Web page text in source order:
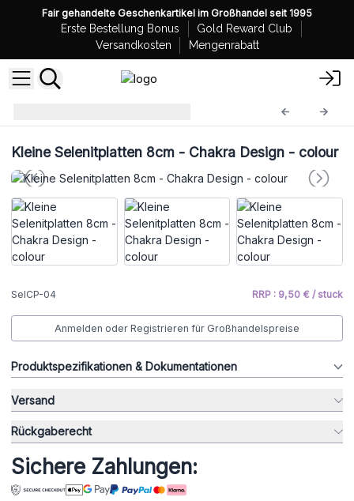
Fair gehandelte Geschenkartikel im Großhandel seit 1995
Erste Bestellung Bonus
Gold Reward Club
Versandkosten
Mengenrabatt
Kleine Selenitplatten 8cm - Chakra Design - colour
SelCP-04 RRP : 9,50 € / stuck
Anmelden oder Registrieren für Großhandelspreise
Produktspezifikationen & Dokumentationen
Versand
Rückgaberecht
Sichere Zahlungen: